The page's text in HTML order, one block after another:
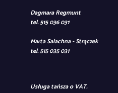
Dagmara Regmunt
tel. 515 036 031
Marta Salachna - Strączek
tel. 515 035 031
Usługa tańsza o VAT.